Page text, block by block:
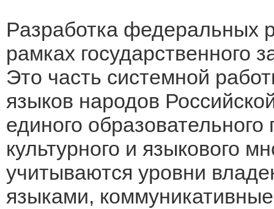
Разработка федеральных
рамках государственного
Это часть системной
языков народов
единого
культурного и языкового
учитываются уровни
языками,